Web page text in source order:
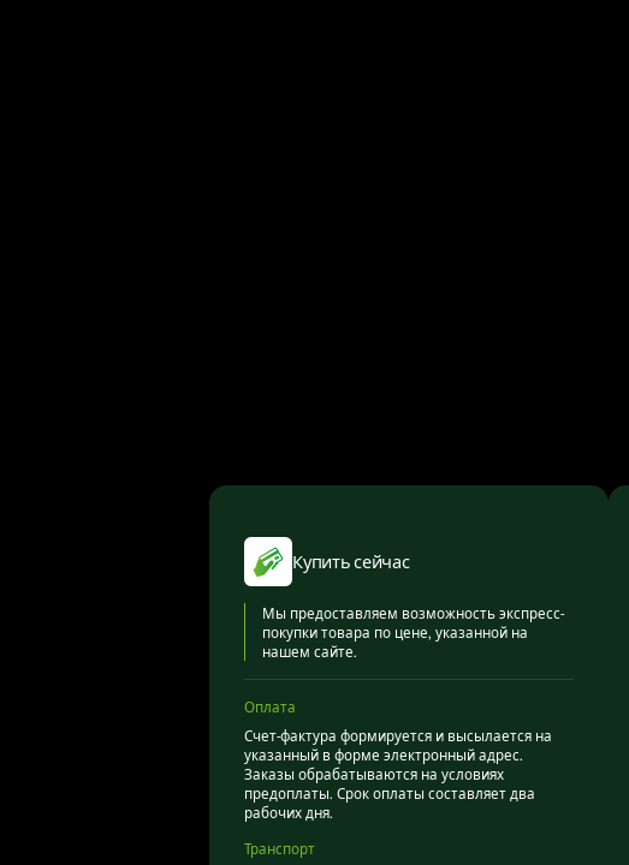
Купить сейчас
Мы предоставляем возможность экспресс-
покупки товара по цене, указанной на
нашем сайте.
Оплата
Счет-фактура формируется и высылается на
указанный в форме электронный адрес.
Заказы обрабатываются на условиях
предоплаты. Срок оплаты составляет два
рабочих дня.
Транспорт